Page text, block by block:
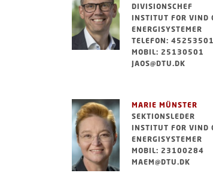
DIVISIONSCHEF
INSTITUT FOR VIND
ENERGISYSTEMER
TELEFON: 45253501
MOBIL: 25130501
JAOS@DTU.DK
MARIE MÜNSTER
SEKTIONSLEDER
INSTITUT FOR VIND
ENERGISYSTEMER
MOBIL: 23100284
MAEM@DTU.DK